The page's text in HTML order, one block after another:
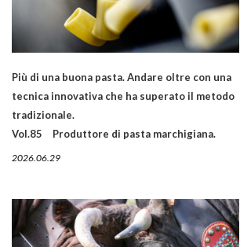
Più di una buona pasta. Andare oltre con una
tecnica innovativa che ha superato il metodo
tradizionale.
Vol.85 Produttore di pasta marchigiana.
2026.06.29